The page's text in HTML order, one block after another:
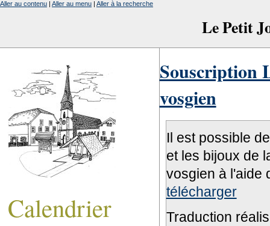
Le Petit
Aller au contenu | Aller au menu | Aller à la recherche
Souscription
vosgien
Il est possible
et les bijoux de
vosgien à l'aide
télécharger
Traduction
Calendrier